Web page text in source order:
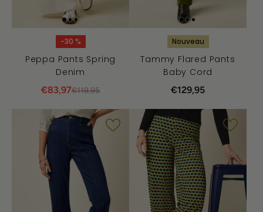
-30 %
Peppa Pants Spring
Denim
€83,97€119,95
Nouveau
Tammy Flared Pants
Baby Cord
€129,95